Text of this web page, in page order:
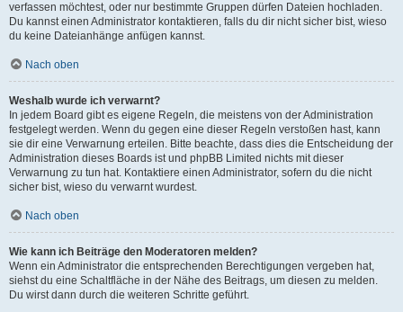
verfassen möchtest, oder nur bestimmte Gruppen dürfen Dateien hochladen.
Du kannst einen Administrator kontaktieren, falls du dir nicht sicher bist, wieso
du keine Dateianhänge anfügen kannst.
Nach oben
Weshalb wurde ich verwarnt?
In jedem Board gibt es eigene Regeln, die meistens von der Administration
festgelegt werden. Wenn du gegen eine dieser Regeln verstoßen hast, kann
sie dir eine Verwarnung erteilen. Bitte beachte, dass dies die Entscheidung der
Administration dieses Boards ist und phpBB Limited nichts mit dieser
Verwarnung zu tun hat. Kontaktiere einen Administrator, sofern du die nicht
sicher bist, wieso du verwarnt wurdest.
Nach oben
Wie kann ich Beiträge den Moderatoren melden?
Wenn ein Administrator die entsprechenden Berechtigungen vergeben hat,
siehst du eine Schaltfläche in der Nähe des Beitrags, um diesen zu melden.
Du wirst dann durch die weiteren Schritte geführt.